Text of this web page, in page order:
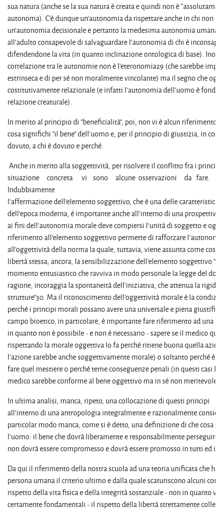
sua natura (anche se la sua natura è creata e quindi non è
autonoma). C’è dunque un’autonomia da rispettare anche in chi non ha
un’autonomia decisionale e pertanto la medesima autonomia umana
all’adulto consapevole di salvaguardare l’autonomia di chi è
difendendone la vita (in quanto inclinazione ontologica di base).
correlazione tra le autonomie non è l’eteronomia29 (che sarebbe
estrinseca e di per sé non moralmente vincolante) ma il segno che
costitutivamente relazionale (e infatti l’autonomia dell’uomo è
relazione creaturale).
In merito al principio di "beneficialità", poi, non vi è alcun riferimento a
cosa significhi "il bene" dell'uomo e, per il principio di giustizia, in
dovuto, a chi è dovuto e perché.
Anche in merito alla soggettività, per risolvere il conflitto fra i
situazione concreta vi sono alcune osservazioni da fare.
Indubbiamente
l'affermazione dell'elemento soggettivo, che è una delle
dell'epoca moderna, è importante anche all'interno di una prospettiva
ai fini dell'autonomia morale deve compiersi l'unità di soggetto e
riferimento all'elemento soggettivo permette di rafforzare
all'oggettività della norma la quale, tuttavia, viene assunta come
libertà stessa; ancora, la sensibilizzazione dell'elemento soggettivo
momento entusiastico che ravviva in modo personale la legge del
ragione, incoraggia la spontaneità dell'iniziativa, che attenua la
strutture"30. Ma il riconoscimento dell'oggettività morale è la
perché i principi morali possano avere una universale e piena
campo bioetico, in particolare, è importante fare riferimento ad una
in quanto non è possibile - e non è necessario - sapere se il medico
rispettando la morale oggettiva lo fa perché ritiene buona quella
l’azione sarebbe anche soggettivamente morale) o soltanto perché è
fare quel mestiere o perché teme conseguenze penali (in questi casi
medico sarebbe conforme al bene oggettivo ma in sé non meritevole).
In ultima analisi, manca, ripeto, una collocazione di questi principi
all'interno di una antropologia integralmente e razionalmente
particolar modo manca, come si è detto, una definizione di che cosa
l'uomo: il bene che dovrà liberamente e responsabilmente perseguire,
non dovrà essere compromesso e dovrà essere promosso in tutti ed in
Da qui il riferimento della nostra scuola ad una teoria unificata che ha
persona umana il criterio ultimo e dalla quale scaturiscono alcuni
rispetto della vita fisica e della integrità sostanziale - non in quanto
certamente fondamentali - il rispetto della libertà strettamente